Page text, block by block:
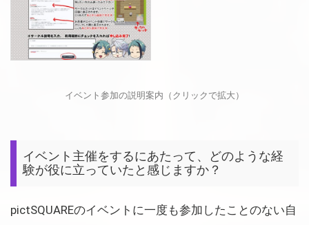
イベント参加の説明案内（クリックで拡大）
イベント主催をするにあたって、どのような経
験が役に立っていたと感じますか？
pictSQUAREのイベントに一度も参加したことのない自